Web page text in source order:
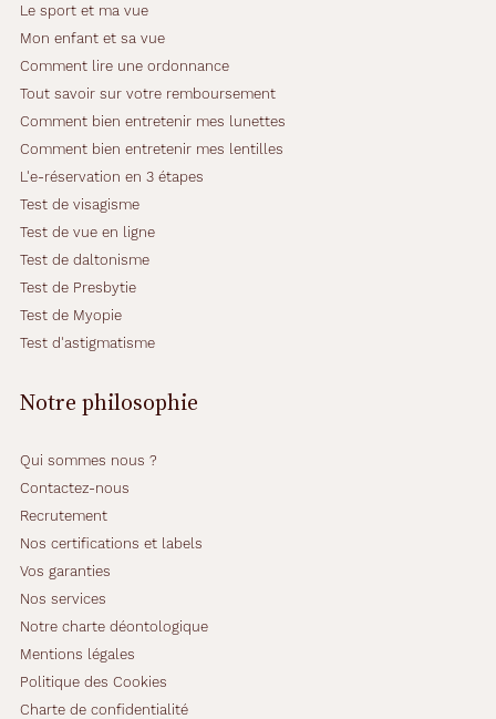
Le sport et ma vue
Mon enfant et sa vue
Comment lire une ordonnance
Tout savoir sur votre remboursement
Comment bien entretenir mes lunettes
Comment bien entretenir mes lentilles
L'e-réservation en 3 étapes
Test de visagisme
Test de vue en ligne
Test de daltonisme
Test de Presbytie
Test de Myopie
Test d'astigmatisme
Notre philosophie
Qui sommes nous ?
Contactez-nous
Recrutement
Nos certifications et labels
Vos garanties
Nos services
Notre charte déontologique
Mentions légales
Politique des Cookies
Charte de confidentialité